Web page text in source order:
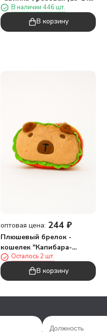
см) В наличии 446 шт.
В корзину
оптовая цена: 244 ₽
Плюшевый брелок -
кошелек "Капибара-
гамбургер", микс
Осталось 2 шт.
В корзину